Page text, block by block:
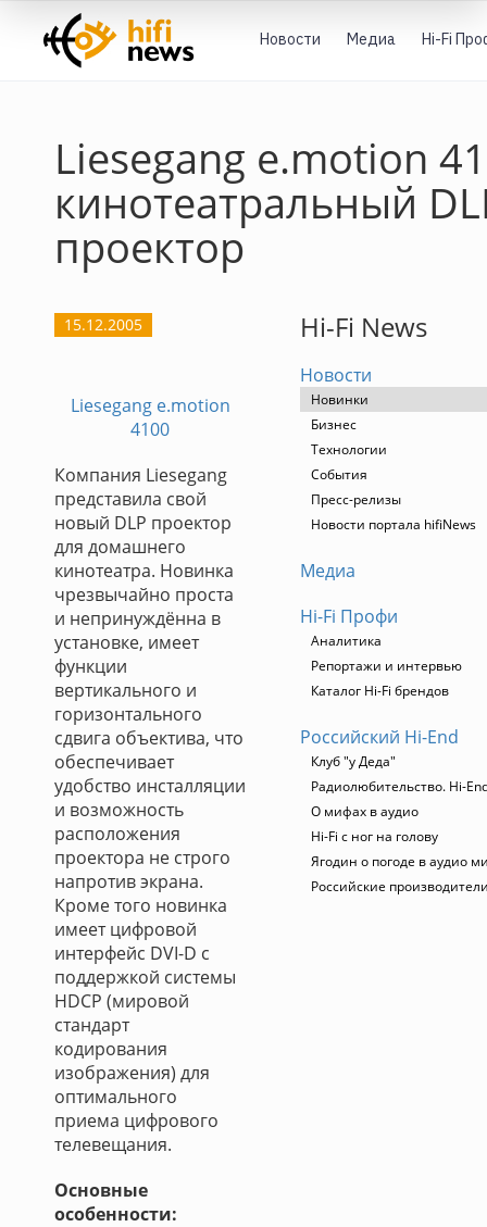
Новости Медиа Hi-Fi
Liesegang e.motion
кинотеатральный
проектор
15.12.2005
Liesegang e.motion
4100
Компания Liesegang
представила свой
новый DLP проектор
для домашнего
кинотеатра. Новинка
чрезвычайно проста
и непринуждённа в
установке, имеет
функции
вертикального и
горизонтального
сдвига объектива, что
обеспечивает
удобство инсталляции
и возможность
расположения
проектора не строго
напротив экрана.
Кроме того новинка
имеет цифровой
интерфейс DVI-D с
поддержкой системы
HDCP (мировой
стандарт
кодирования
изображения) для
оптимального
приема цифрового
телевещания.
Основные
особенности:
Hi-Fi News
Новости
Новинки
Бизнес
Технологии
События
Пресс-релизы
Новости портала hifiNews
Медиа
Hi-Fi Профи
Аналитика
Репортажи и интервью
Каталог Hi-Fi брендов
Российский Hi-End
Клуб "у Деда"
Радиолюбительство. Hi-
О мифах в аудио
Hi-Fi с ног на голову
Ягодин о погоде в аудио
Российские